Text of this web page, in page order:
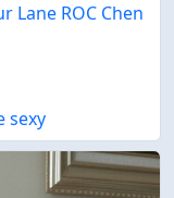
Lane ROC Chen
sexy